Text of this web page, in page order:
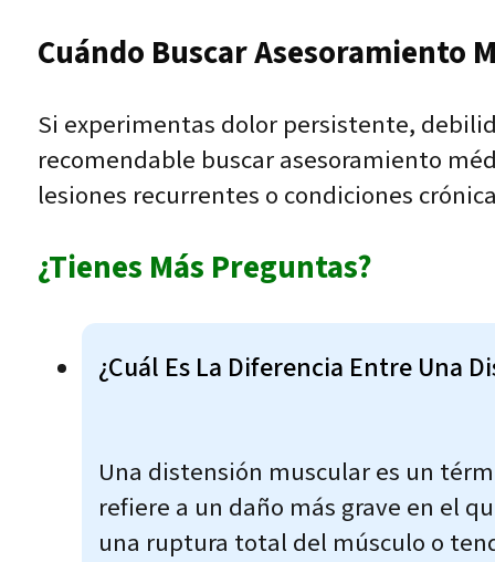
Cuándo Buscar Asesoramiento
Si experimentas dolor persistente,
recomendable buscar asesoramiento
lesiones recurrentes o condiciones
¿Tienes Más Preguntas?
¿Cuál Es La Diferencia Entre Una
Una distensión muscular es un
refiere a un daño más grave en el
una ruptura total del músculo o